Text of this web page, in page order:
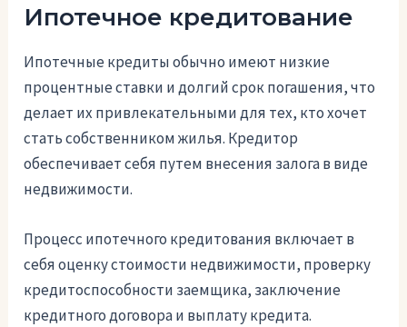
Ипотечное кредитование
Ипотечные кредиты обычно имеют низкие
процентные ставки и долгий срок погашения, что
делает их привлекательными для тех, кто хочет
стать собственником жилья. Кредитор
обеспечивает себя путем внесения залога в виде
недвижимости.
Процесс ипотечного кредитования включает в
себя оценку стоимости недвижимости, проверку
кредитоспособности заемщика, заключение
кредитного договора и выплату кредита.